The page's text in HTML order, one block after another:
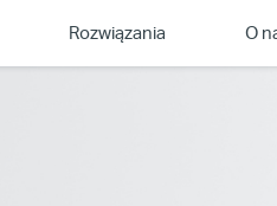
Rozwiązania O